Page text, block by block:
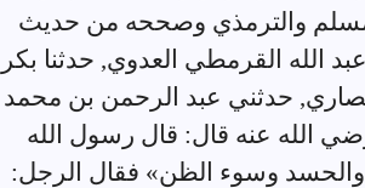
مسلم والترمذي وصححه من حديث
الله القرمطي العدوي, حدثنا بكر
حدثني عبد الرحمن بن محمد
الله عنه قال: قال رسول الله
والحسد وسوء الظن» فقال الرجل: